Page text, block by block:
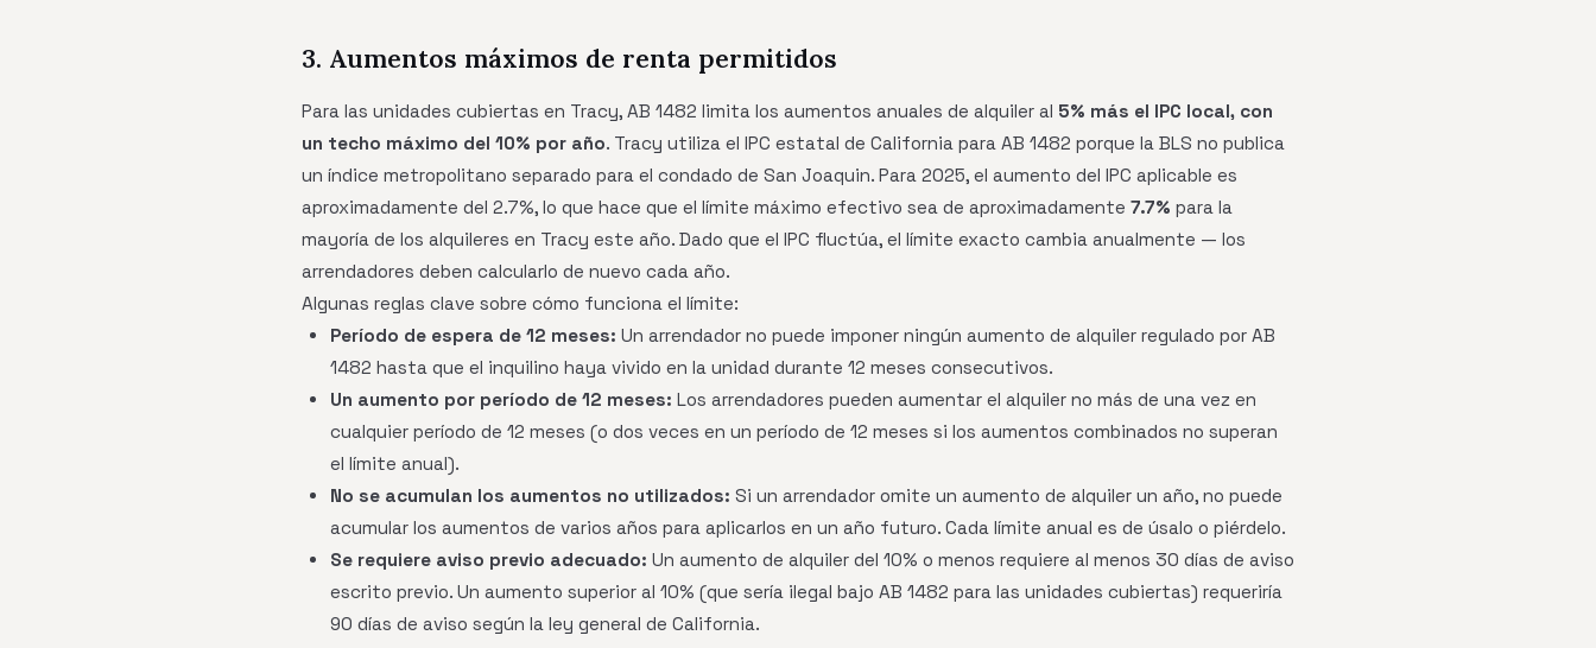
3. Aumentos máximos de renta permitidos
Para las unidades cubiertas en Tracy, AB 1482 limita los aumentos anuales de alquiler al 5% más el IPC local, con
un techo máximo del 10% por año. Tracy utiliza el IPC estatal de California para AB 1482 porque la BLS no publica
un índice metropolitano separado para el condado de San Joaquin. Para 2025, el aumento del IPC aplicable es
aproximadamente del 2.7%, lo que hace que el límite máximo efectivo sea de aproximadamente 7.7% para la
mayoría de los alquileres en Tracy este año. Dado que el IPC fluctúa, el límite exacto cambia anualmente — los
arrendadores deben calcularlo de nuevo cada año.
Algunas reglas clave sobre cómo funciona el límite:
Período de espera de 12 meses: Un arrendador no puede imponer ningún aumento de alquiler regulado por AB
1482 hasta que el inquilino haya vivido en la unidad durante 12 meses consecutivos.
Un aumento por período de 12 meses: Los arrendadores pueden aumentar el alquiler no más de una vez en
cualquier período de 12 meses (o dos veces en un período de 12 meses si los aumentos combinados no superan
el límite anual).
No se acumulan los aumentos no utilizados: Si un arrendador omite un aumento de alquiler un año, no puede
acumular los aumentos de varios años para aplicarlos en un año futuro. Cada límite anual es de úsalo o piérdelo.
Se requiere aviso previo adecuado: Un aumento de alquiler del 10% o menos requiere al menos 30 días de aviso
escrito previo. Un aumento superior al 10% (que sería ilegal bajo AB 1482 para las unidades cubiertas) requeriría
90 días de aviso según la ley general de California.